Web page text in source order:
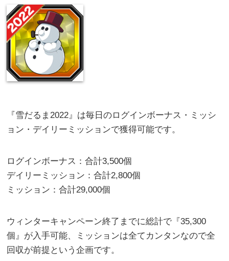
『雪だるま2022』は毎日のログインボーナス・ミッシ
ョン・デイリーミッションで獲得可能です。
ログインボーナス：合計3,500個
デイリーミッション：合計2,800個
ミッション：合計29,000個
ウィンターキャンペーン終了までに総計で『35,300
個』が入手可能、ミッションは全てカンタンなので全
回収が前提という企画です。